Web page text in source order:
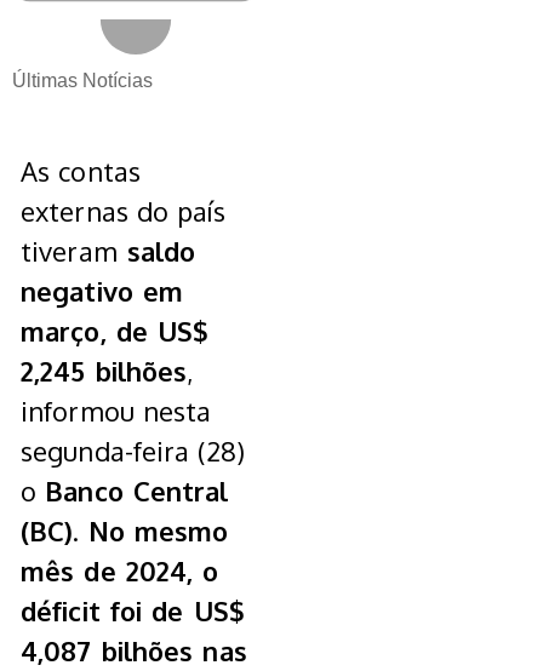
Últimas Notícias
As contas
externas do país
tiveram saldo
negativo em
março, de US$
2,245 bilhões,
informou nesta
segunda-feira (28)
o Banco Central
(BC). No mesmo
mês de 2024, o
déficit foi de US$
4,087 bilhões nas